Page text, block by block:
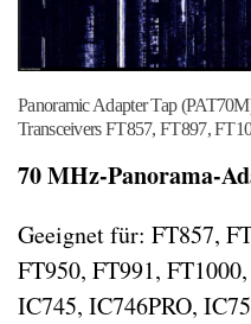
Panoramic Adapter Tap
Transceivers FT857, FT897,
70 MHz-Panorama-
Geeignet für: FT857,
FT950, FT991,
IC745, IC746PRO,